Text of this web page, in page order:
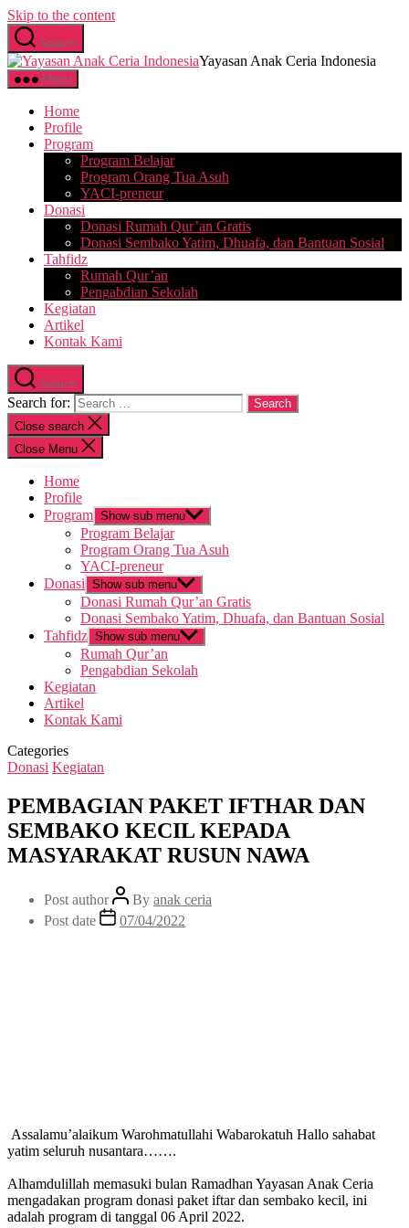
Skip to the content
Search
Yayasan Anak Ceria Indonesia
Menu
Home
Profile
Program
Program Belajar
Program Orang Tua Asuh
YACI-preneur
Donasi
Donasi Rumah Qur’an Gratis
Donasi Sembako Yatim, Dhuafa, dan Bantuan Sosial
Tahfidz
Rumah Qur’an
Pengabdian Sekolah
Kegiatan
Artikel
Kontak Kami
Search
Search for:
Close search
Close Menu
Home
Profile
Program Show sub menu
Program Belajar
Program Orang Tua Asuh
YACI-preneur
Donasi Show sub menu
Donasi Rumah Qur’an Gratis
Donasi Sembako Yatim, Dhuafa, dan Bantuan Sosial
Tahfidz Show sub menu
Rumah Qur’an
Pengabdian Sekolah
Kegiatan
Artikel
Kontak Kami
Categories
Donasi Kegiatan
PEMBAGIAN PAKET IFTHAR DAN
SEMBAKO KECIL KEPADA
MASYARAKAT RUSUN NAWA
Post author By anak ceria
Post date
07/04/2022
Assalamu’alaikum Warohmatullahi Wabarokatuh Hallo sahabat
yatim seluruh nusantara…….
Alhamdulillah memasuki bulan Ramadhan Yayasan Anak Ceria
mengadakan program donasi paket iftar dan sembako kecil, ini
adalah program di tanggal 06 April 2022.